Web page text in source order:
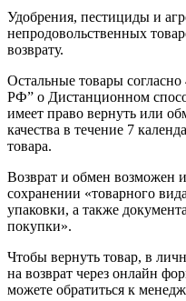
Удобрения, пестициды и
непродовольственных
возврату.
Остальные товары
РФ” о Дистанционном
имеет право вернуть или
качества в течение 7
товара.
Возврат и обмен возможен
сохранении «товарного
упаковки, а также
покупки».
Чтобы вернуть товар, в
на возврат через онлайн
можете обратиться к